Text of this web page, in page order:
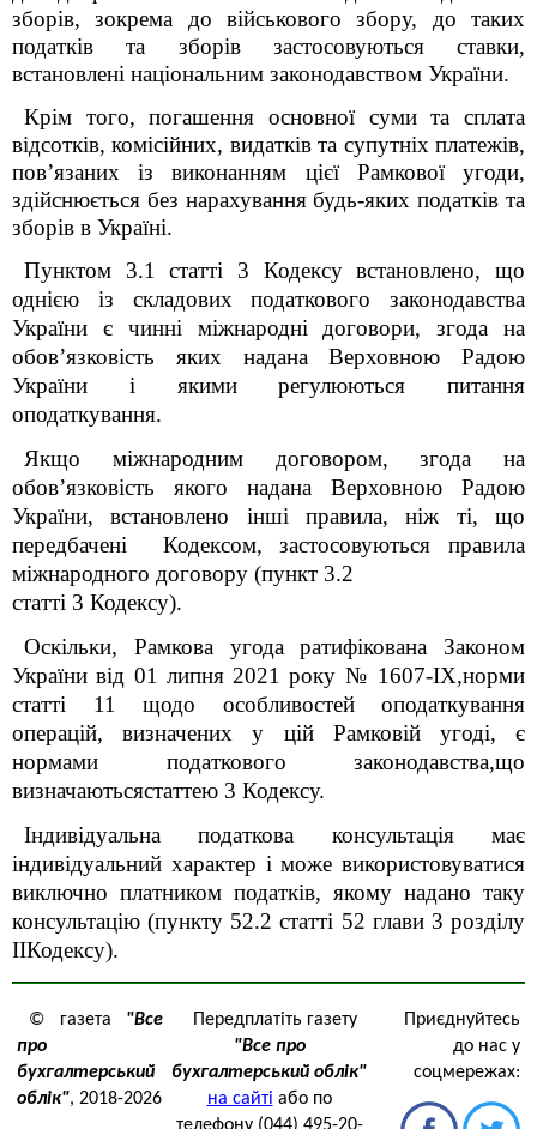
зборів, зокрема до військового збору, до таких
податків та зборів застосовуються ставки,
встановлені національним законодавством України.
Крім того, погашення основної суми та сплата
відсотків, комісійних, видатків та супутніх платежів,
пов’язаних із виконанням цієї Рамкової угоди,
здійснюється без нарахування будь-яких податків та
зборів в Україні.
Пунктом 3.1 статті 3 Кодексу встановлено, що
однією із складових податкового законодавства
України є чинні міжнародні договори, згода на
обов’язковість яких надана Верховною Радою
України і якими регулюються питання
оподаткування.
Якщо міжнародним договором, згода на
обов’язковість якого надана Верховною Радою
України, встановлено інші правила, ніж ті, що
передбачені Кодексом, застосовуються правила
міжнародного договору (пункт 3.2
статті 3 Кодексу).
Оскільки, Рамкова угода ратифікована Законом
України від 01 липня 2021 року № 1607-IX,норми
статті 11 щодо особливостей оподаткування
операцій, визначених у цій Рамковій угоді, є
нормами податкового законодавства,що
визначаютьсястаттею 3 Кодексу.
Індивідуальна податкова консультація має
індивідуальний характер і може використовуватися
виключно платником податків, якому надано таку
консультацію (пункту 52.2 статті 52 глави 3 розділу
ІІКодексу).
© газета "Все
про
бухгалтерський
облік", 2018-2026
Передплатіть газету
"Все про
бухгалтерський облік"
на сайті або по
Приєднуйтесь
до нас у
соцмережах: